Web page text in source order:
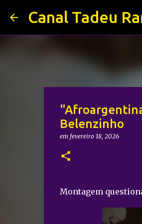
Canal Tadeu
Belenzinho
em fevereiro 18, 2026
Montagem